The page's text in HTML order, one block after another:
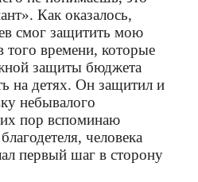
Как оказалось,
смог защитить мою
времени, которые
защиты бюджета
на детях. Он защитил и
небывалого
пор вспоминаю
человека
первый шаг в сторону